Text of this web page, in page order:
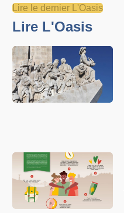
Lire le dernier L'Oasis
Lire L'Oasis